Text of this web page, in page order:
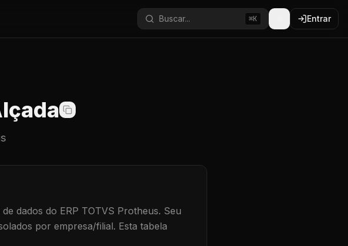
Buscar... ⌘K Entrar
dados do ERP TOTVS Protheus. Seu
por empresa/filial. Esta tabela